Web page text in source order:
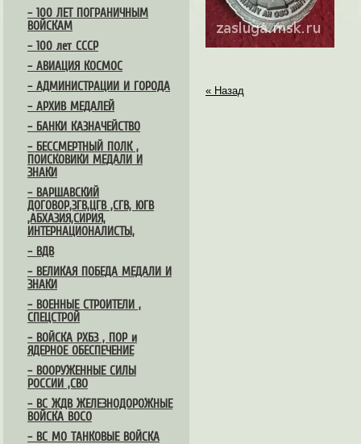
– 100 ЛЕТ ПОГРАНИЧНЫМ
ВОЙСКАМ
– 100 лет СССР
– АВИАЦИЯ КОСМОС
– АДМИНИСТРАЦИИ И ГОРОДА
– АРХИВ МЕДАЛЕЙ
– БАНКИ КАЗНАЧЕЙСТВО
– БЕССМЕРТНЫЙ ПОЛК ,
ПОИСКОВИКИ МЕДАЛИ И
ЗНАКИ
– ВАРШАВСКИЙ
ДОГОВОР,ЗГВ,ЦГВ ,СГВ, ЮГВ
,АБХАЗИЯ,СИРИЯ,
ИНТЕРНАЦИОНАЛИСТЫ,
– ВДВ
– ВЕЛИКАЯ ПОБЕДА МЕДАЛИ И
ЗНАКИ
– ВОЕННЫЕ СТРОИТЕЛИ ,
СПЕЦСТРОЙ
– ВОЙСКА РХБЗ , ПОР и
ЯДЕРНОЕ ОБЕСПЕЧЕНИЕ
– ВООРУЖЕННЫЕ СИЛЫ
РОССИИ ,СВО
– ВС ЖДВ ЖЕЛЕЗНОДОРОЖНЫЕ
ВОЙСКА ВОСО
– ВС МО ТАНКОВЫЕ ВОЙСКА
« Назад